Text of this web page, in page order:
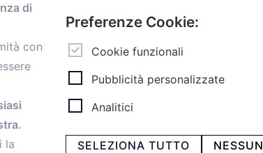
Home
Servizi
Convenzioni
Informazioni Ex L. 124/
personal
di
con
la
Preferenze Cookie:
Cookie funzionali
Pubblicità personalizzate
Analitici
SELEZIONA TUTTO